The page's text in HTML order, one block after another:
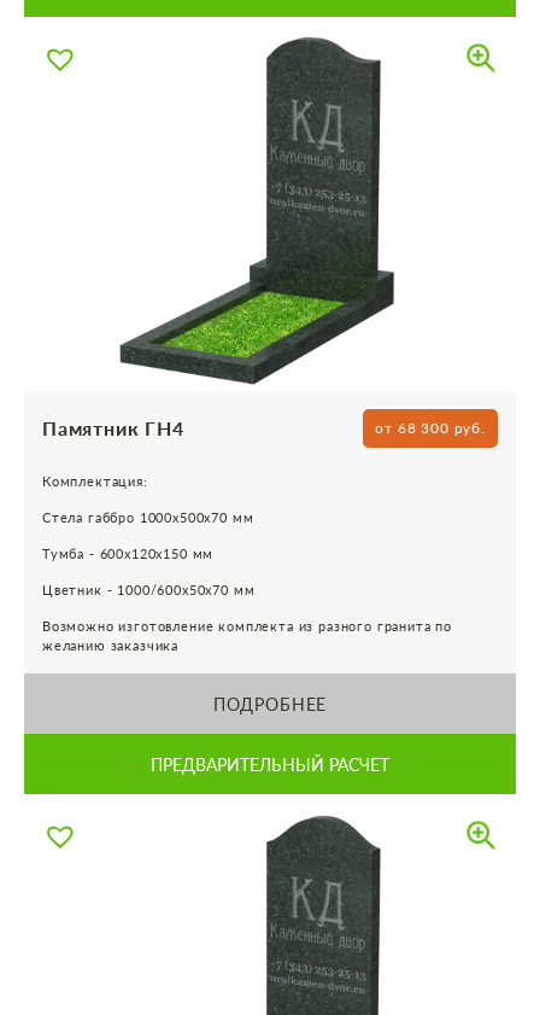
Памятник ГН4 от 68 300 руб.
Комплектация:
Стела габбро 1000х500х70 мм
Тумба - 600х120х150 мм
Цветник - 1000/600х50х70 мм
Возможно изготовление комплекта из разного гранита по
желанию заказчика
ПОДРОБНЕЕ
ПРЕДВАРИТЕЛЬНЫЙ РАСЧЕТ